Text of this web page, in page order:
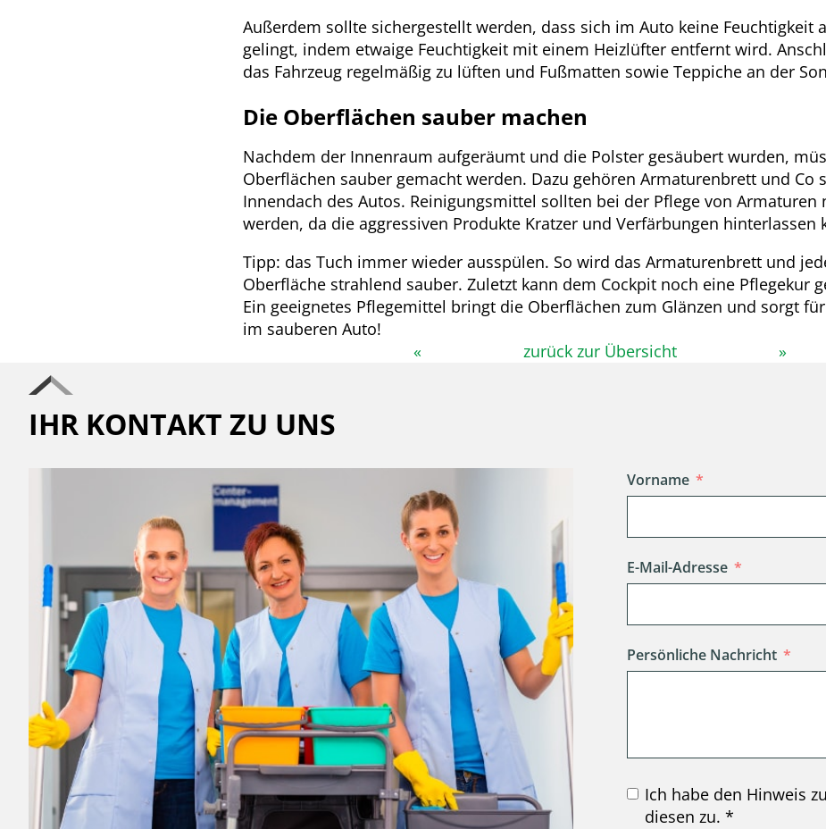
Außerdem sollte sichergestellt werden, dass sich im Auto keine Feuchtigkeit
gelingt, indem etwaige Feuchtigkeit mit einem Heizlüfter entfernt wird.
das Fahrzeug regelmäßig zu lüften und Fußmatten sowie Teppiche an der
Die Oberflächen sauber machen
Nachdem der Innenraum aufgeräumt und die Polster gesäubert wurden,
Oberflächen sauber gemacht werden. Dazu gehören Armaturenbrett und Co
Innendach des Autos. Reinigungsmittel sollten bei der Pflege von Armaturen
werden, da die aggressiven Produkte Kratzer und Verfärbungen hinterlassen
Tipp: das Tuch immer wieder ausspülen. So wird das Armaturenbrett und
Oberfläche strahlend sauber. Zuletzt kann dem Cockpit noch eine Pflegekur
Ein geeignetes Pflegemittel bringt die Oberflächen zum Glänzen und sorgt
im sauberen Auto!
«
zurück zur Übersicht »
IHR KONTAKT ZU UNS
Vorname
E-Mail-Adresse
Persönliche Nachricht
Ich habe den Hinweis
diesen zu. *